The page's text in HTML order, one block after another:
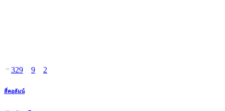
329 9 2
สี่คอลัมน์